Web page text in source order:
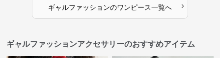
ギャルファッションのワンピース一覧へ ›
ギャルファッションアクセサリーのおすすめアイテム